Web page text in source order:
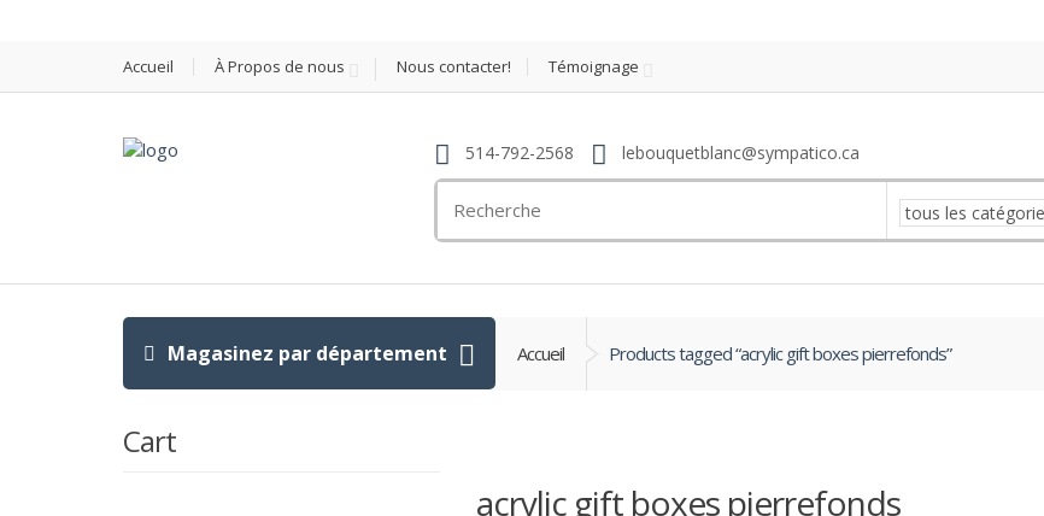
Accueil À Propos de nous Nous contacter! Témoignage
514-792-2568 lebouquetblanc@sympatico.ca
for:
Magasinez par département Accueil Products tagged “acrylic gift boxes pierrefonds”
acrylic gift boxes pierrefonds
Cart